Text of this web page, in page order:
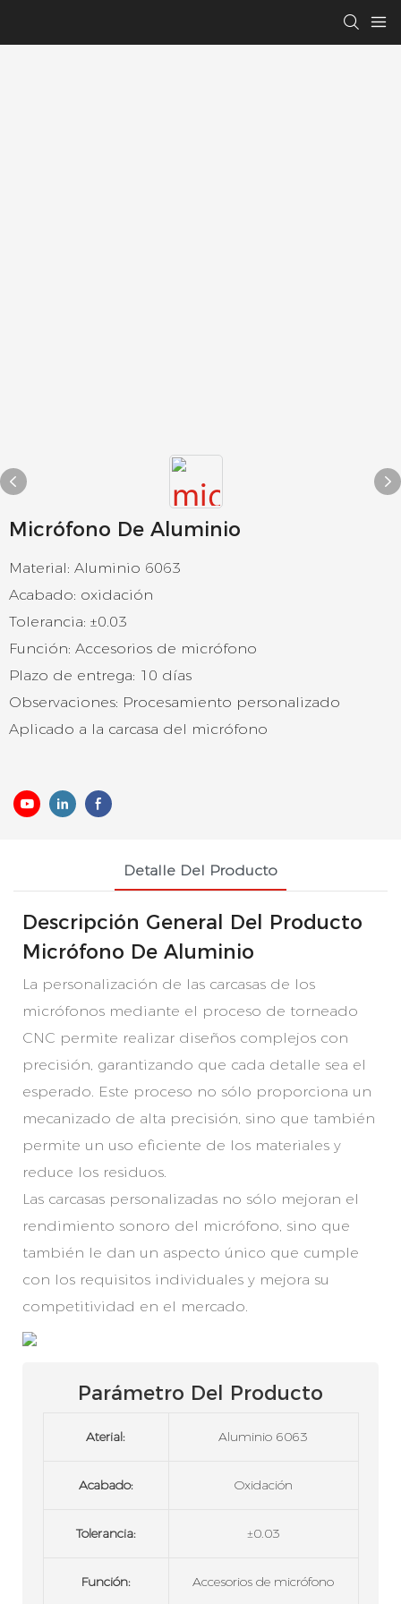
Micrófono De Aluminio
Material: Aluminio 6063
Acabado: oxidación
Tolerancia: ±0.03
Función: Accesorios de micrófono
Plazo de entrega: 10 días
Observaciones: Procesamiento personalizado
Aplicado a la carcasa del micrófono
Detalle Del Producto
Descripción General Del Producto
Micrófono De Aluminio
La personalización de las carcasas de los
micrófonos mediante el proceso de torneado
CNC permite realizar diseños complejos con
precisión, garantizando que cada detalle sea el
esperado. Este proceso no sólo proporciona un
mecanizado de alta precisión, sino que también
permite un uso eficiente de los materiales y
reduce los residuos.
Las carcasas personalizadas no sólo mejoran el
rendimiento sonoro del micrófono, sino que
también le dan un aspecto único que cumple
con los requisitos individuales y mejora su
competitividad en el mercado.
Parámetro Del Producto
Aterial: Aluminio 6063
Acabado: Oxidación
Tolerancia: ±0.03
Función: Accesorios de micrófono